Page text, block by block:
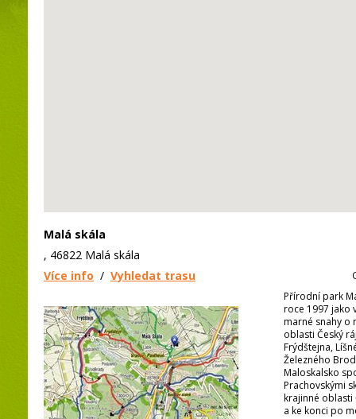
Malá skála
, 46822 Malá skála
Více info / Vyhledat trasu
Přírodní park
roce 1997 jako
marné snahy o
oblasti Český
Frýdštejna,
Železného
Maloskalsko
Prachovskými
krajinné oblasti
a ke konci po